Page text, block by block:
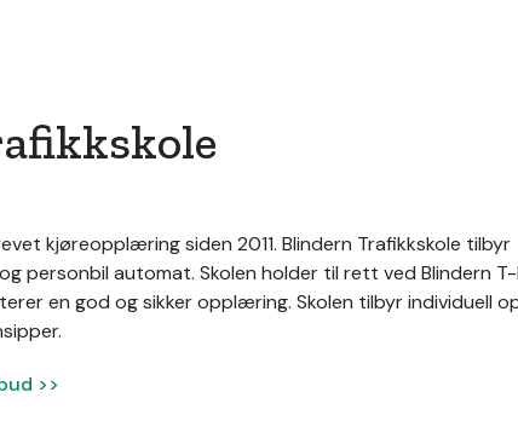
kjøreopplæring siden 2011. Blindern Trafikkskole tilbyr
personbil automat. Skolen holder til rett ved Blindern
en god og sikker opplæring. Skolen tilbyr individuell
>>